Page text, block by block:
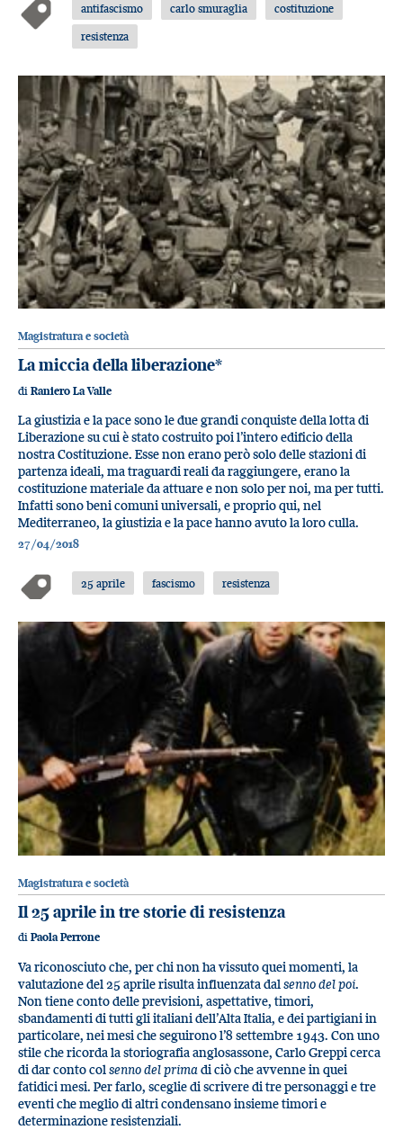
antifascismo carlo smuraglia
costituzione
resistenza
Magistratura e società
La miccia della liberazione*
di Raniero La Valle
La giustizia e la pace sono le due grandi conquiste della lotta di
Liberazione su cui è stato costruito poi l’intero edificio della
nostra Costituzione. Esse non erano però solo delle stazioni di
partenza ideali, ma traguardi reali da raggiungere, erano la
costituzione materiale da attuare e non solo per noi, ma per tutti.
Infatti sono beni comuni universali, e proprio qui, nel
Mediterraneo, la giustizia e la pace hanno avuto la loro culla.
27/04/2018
25 aprile fascismo resistenza
Magistratura e società
Il 25 aprile in tre storie di resistenza
di Paola Perrone
Va riconosciuto che, per chi non ha vissuto quei momenti, la
valutazione del 25 aprile risulta influenzata dalsenno del poi.
Non tiene conto delle previsioni, aspettative, timori,
sbandamenti di tutti gli italiani dell’Alta Italia, e dei partigiani in
particolare, nei mesi che seguirono l’8 settembre 1943. Con uno
stile che ricorda la storiografia anglosassone, Carlo Greppi cerca
di dar conto colsenno del primadi ciò che avvenne in quei
fatidici mesi. Per farlo, sceglie di scrivere di tre personaggi e tre
eventi che meglio di altri condensano insieme timori e
determinazione resistenziali.